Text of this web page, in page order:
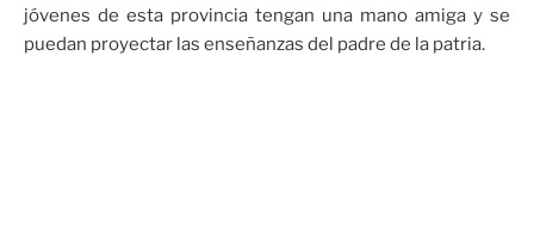
jóvenes de esta provincia tengan una mano amiga y se
puedan proyectar las enseñanzas del padre de la patria.